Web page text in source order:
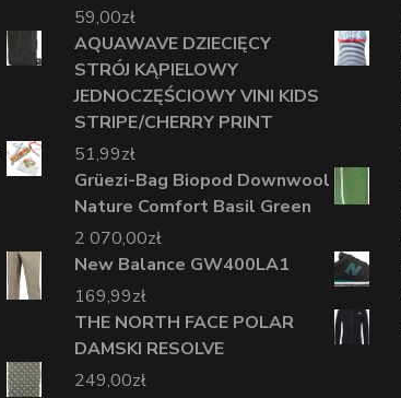
59,00zł
AQUAWAVE DZIECIĘCY
STRÓJ KĄPIELOWY
JEDNOCZĘŚCIOWY VINI KIDS
STRIPE/CHERRY PRINT
51,99zł
Grüezi-Bag Biopod Downwool
Nature Comfort Basil Green
2 070,00zł
New Balance GW400LA1
169,99zł
THE NORTH FACE POLAR
DAMSKI RESOLVE
249,00zł